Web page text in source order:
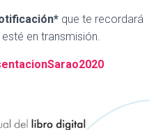
que te recordará
en transmisión.